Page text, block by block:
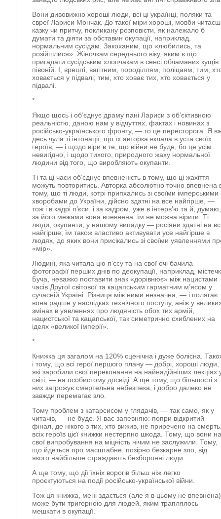
Вони дивовижно хороші люди, всі ці українці, поляки та
євреї Лариси Мончак. До такої міри хороші, мовби читаєш
казку чи притчу, покликану розповісти, як належало б
думати та діяти за обставин окупації, наприклад,
нормальним сусідам. Закоханим, що «любились, та
розійшлися». Жіночкам середнього віку, яким є що
пригадати сусідським хлопчакам в сенсі обламаних кущів
півоній. І, врешті, вагітним, породіллям, поліцаям; тим,
ховається у підвалі; тим, хто ховає тих, хто ховається у
підвалі.
*
Якщо щось і об’єднує драму пані Лариси з об’єктивною
реальністю, даною нам у відчуттях, фактах і новинах з
російсько-українського фронту, — то це пересторога. Я
десь чула ті інтонації, що їх авторка вклала в уста своїх
героїв, — і щодо віри в те, що війни не буде, бо це усім
невигідно, і щодо тихого, природного жаху нормальної
людини від того, що виробляють окупанти.
Ті та ці часи об’єднує впевненість в тому, що ці жахіття
можуть повторитись. Авторка абсолютно точно впевнена
тому, що ті люди, котрі припхались зі своїми імперськими
хворобами до України, дійсно здатні на все найгірше, —
тож і в кадрі п’єси, і за кадром, уже в інтерв’ю та й, думаю,
за його межами вона впевнена: їм не можна вірити. Ті
люди, окупанти, у нашому випадку — росіяни здатні на
найгірше; їм також властиво активувати усе найгірше в
людях, до яких вони присікались зі своїми уявленнями
«мір».
Людині, яка читала цю п’єсу та на свої очі бачила
фотографії перших днів по деокупації, наприклад,
Буча, неважко поставити знак «дорівнює» між нацистами
часів Другої світової та кацапським гарматним м’ясом у
сучасній Україні. Різниця між ними незначна, — і полягає
вона радше у наслідках технічного поступу, аніж у
змінах в уявленнях про людяність обох тих армій,
нацистської та кацапської, так симетрично схиблених на
ідеях «великої імперії».
*
Книжка ця загалом на 120% сценічна і дуже болісна.
і тому, що всі герої першого плану — добрі, хороші люди,
які заробили свої переконання на найнадійніших лекціях
світі, — на особистому досвіді. А ще тому, що більшості з
них загрожує смертельна небезпека, і добро далеко не
завжди перемагає зло.
Тому проблем з катарсисом у глядачів, — так само, як у
читачів, — не буде. Я вас запевняю: попри відкритий
фінал, де нікого з тих, хто вижив, не приречено на
всіх героїв цієї книжки нестерпно шкода. Тому, що вони на
свої випробування на міцність нічим не заслужили. Тому,
що йдеться про масштабне, позірно безкарне зло, від
якого найбільше страждають безборонні люди.
А ще тому, що дії їхніх ворогів більш ніж легко
проєктуються на події російсько-української війни.
Тож ця книжка, мені здається (але я в цьому не впевнена)
може бути тригерною для людей, яким траплялось
мешкати в окупації.